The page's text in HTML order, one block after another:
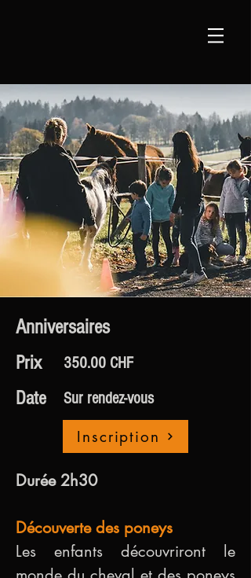
Anniversaires
Prix 350.00 CHF
Date Sur rendez-vous
Inscription
Durée 2h30
Découverte des poneys
Les enfants découvriront le